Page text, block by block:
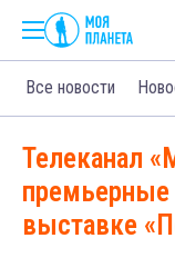
Все новости
Телеканал
премьерные
выставке